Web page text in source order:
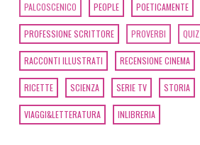
PALCOSCENICO PEOPLE POETICAMENTE
PROFESSIONE SCRITTORE PROVERBI QUIZ
RACCONTI ILLUSTRATI RECENSIONE CINEMA
RICETTE SCIENZA SERIE TV STORIA
VIAGGI&LETTERATURA INLIBRERIA